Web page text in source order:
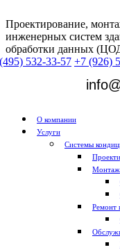
Проектирование,
инженерных систем
обработки данных
532-33-57 +7 (926)
О компании
Услуги
Системы
Монтаж
Ремонт